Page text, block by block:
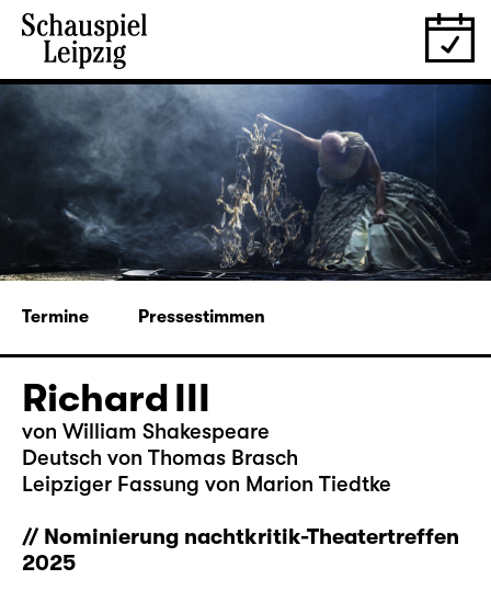
Termine Pressestimmen
Richard III
von William Shakespeare
Deutsch von Thomas Brasch
Leipziger Fassung von Marion Tiedtke
// Nominierung nachtkritik-Theatertreffen
2025